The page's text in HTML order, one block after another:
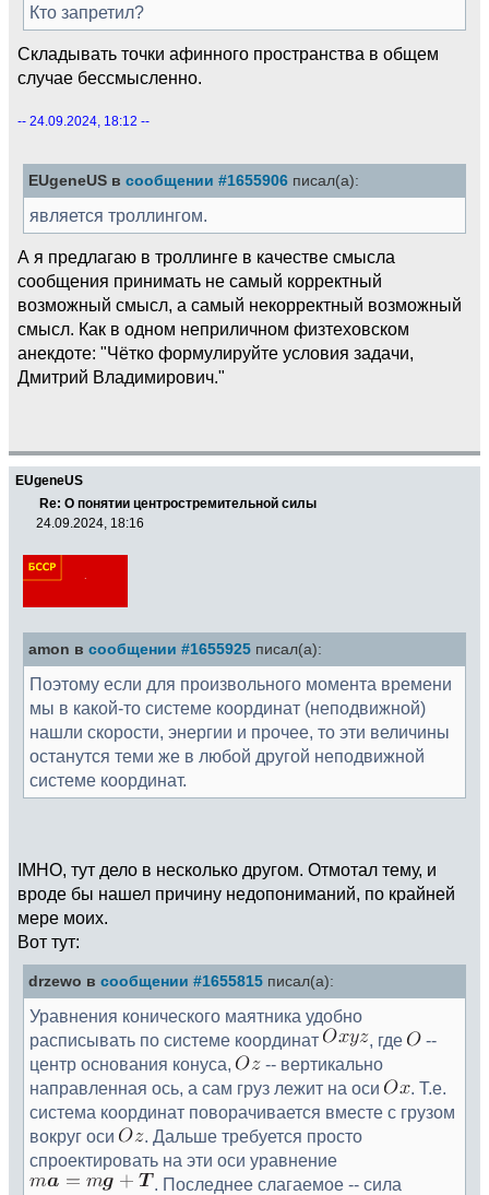
Кто запретил?
Складывать точки афинного пространства в общем
случае бессмысленно.
-- 24.09.2024, 18:12 --
EUgeneUS в сообщении #1655906 писал(а):
является троллингом.
А я предлагаю в троллинге в качестве смысла
сообщения принимать не самый корректный
возможный смысл, а самый некорректный возможный
смысл. Как в одном неприличном физтеховском
анекдоте: "Чётко формулируйте условия задачи,
Дмитрий Владимирович."
EUgeneUS
Re: О понятии центростремительной силы
24.09.2024, 18:16
amon в сообщении #1655925 писал(а):
Поэтому если для произвольного момента времени
мы в какой-то системе координат (неподвижной)
нашли скорости, энергии и прочее, то эти величины
останутся теми же в любой другой неподвижной
системе координат.
IMHO, тут дело в несколько другом. Отмотал тему, и
вроде бы нашел причину недопониманий, по крайней
мере моих.
Вот тут:
drzewo в сообщении #1655815 писал(а):
Уравнения конического маятника удобно
расписывать по системе координат
, где
--
центр основания конуса,
-- вертикально
направленная ось, а сам груз лежит на оси
. Т.е.
система координат поворачивается вместе с грузом
вокруг оси
. Дальше требуется просто
спроектировать на эти оси уравнение
. Последнее слагаемое -- сила